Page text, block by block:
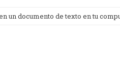
un documento de texto en tu